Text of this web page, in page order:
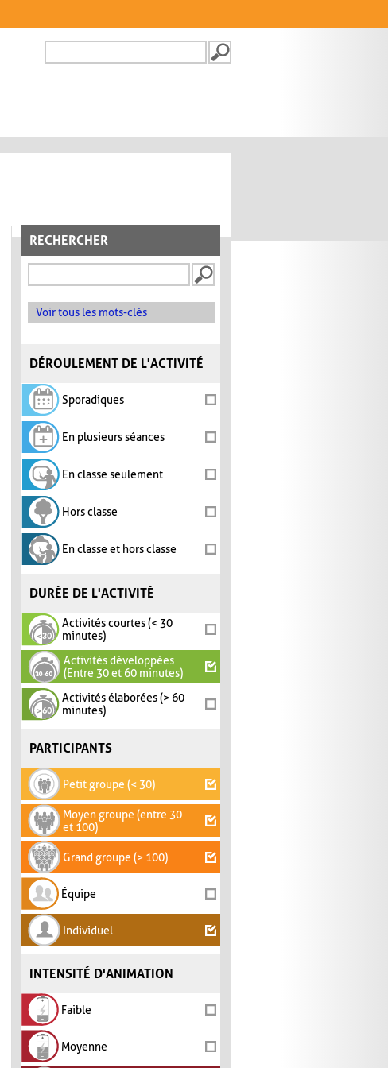
FORMULAIRE DE
RECHERCHER
Voir tous les mots-clés
DÉROULEMENT DE L'ACTIVITÉ
Sporadiques
En plusieurs séances
En classe seulement
Hors classe
En classe et hors classe
DURÉE DE L'ACTIVITÉ
Activités courtes (< 30
minutes)
Activités développées
(Entre 30 et 60 minutes)
Activités élaborées (> 60
minutes)
PARTICIPANTS
Petit groupe (< 30)
Moyen groupe (entre 30
et 100)
Grand groupe (> 100)
Équipe
Individuel
INTENSITÉ D'ANIMATION
Faible
Moyenne